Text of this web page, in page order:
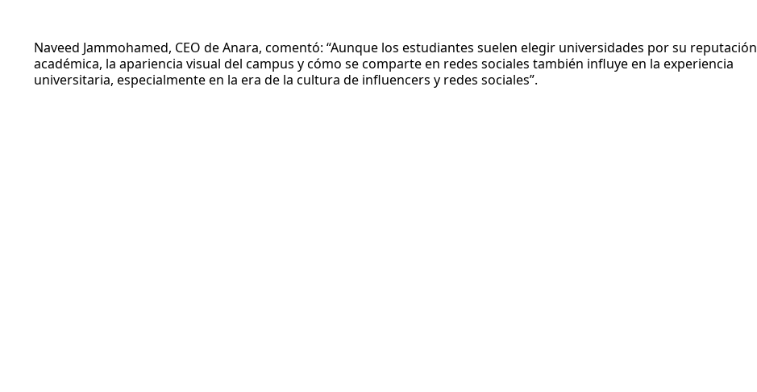
Naveed Jammohamed, CEO de Anara, comentó: “Aunque los estudiantes suelen elegir universidades por su reputación
académica, la apariencia visual del campus y cómo se comparte en redes sociales también influye en la experiencia
universitaria, especialmente en la era de la cultura de influencers y redes sociales”.